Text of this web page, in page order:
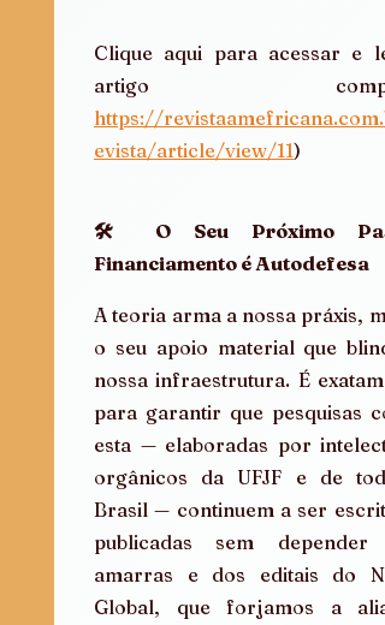
Clique aqui para acessar e
https://
evista/article/view/11)
🛠️ O Seu Próximo
Financiamento é Autodefesa
A teoria arma a nossa práxis,
o seu apoio material que
nossa infraestrutura. É
para garantir que pesquisas
esta — elaboradas por
orgânicos da UFJF e de
Brasil — continuem a ser
publicadas sem depender
amarras e dos editais do
Global, que forjamos a